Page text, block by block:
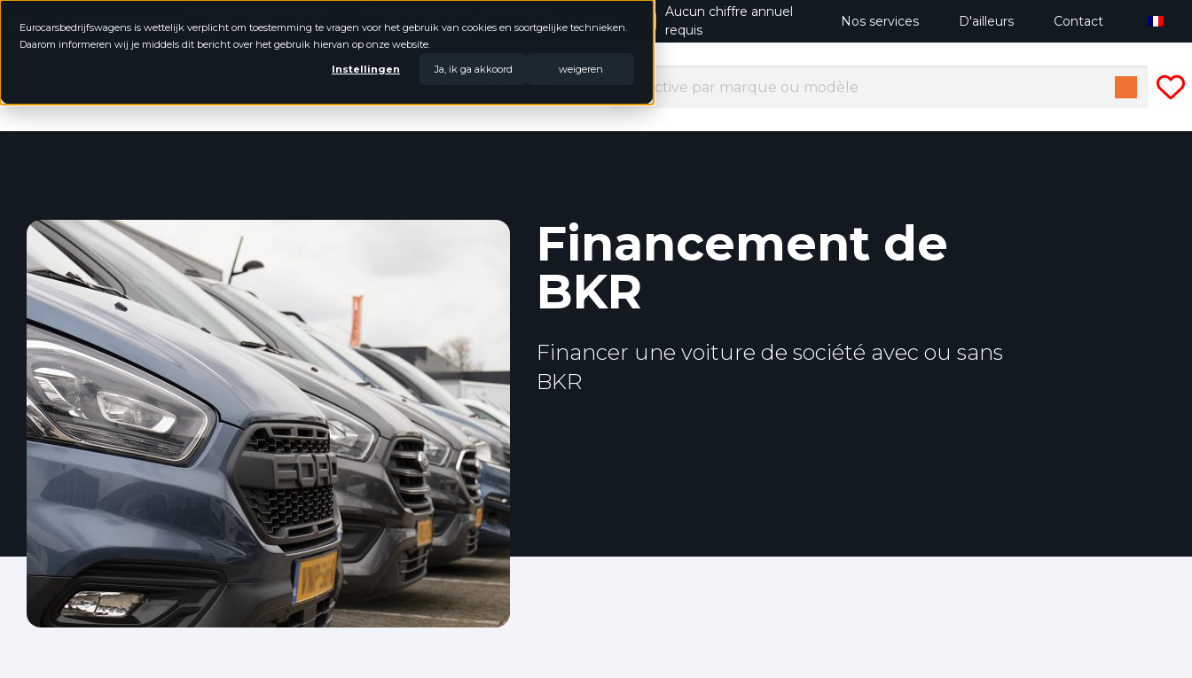
Eurocarsbedrijfswagens is wettelijk verplicht om toestemming te vragen voor het gebruik van cookies en soortgelijke technieken.
Daarom informeren wij je middels dit bericht over het gebruik hiervan op onze website.
Instellingen
Ja, ik ga akkoord weigeren
4.8 / 5.0
bas
remboursement
Aucun chiffre annuel
requis
Nos services D'ailleurs Contact
Financement de
BKR
Financer une voiture de société avec ou sans
BKR